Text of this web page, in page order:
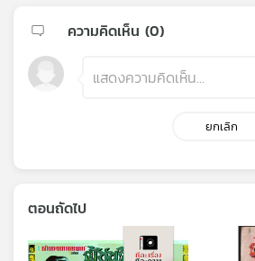
ความคิดเห็น (0)
ยกเลิก
ตอนถัดไป